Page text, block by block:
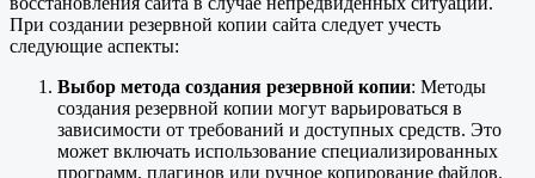
При создании резервной копии сайта следует учесть
следующие аспекты:
Выбор метода создания резервной копии: Методы
создания резервной копии могут варьироваться в
зависимости от требований и доступных средств. Это
может включать использование специализированных
программ, плагинов или ручное копирование файлов.